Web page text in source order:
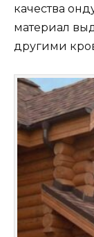
качества
материал
другими